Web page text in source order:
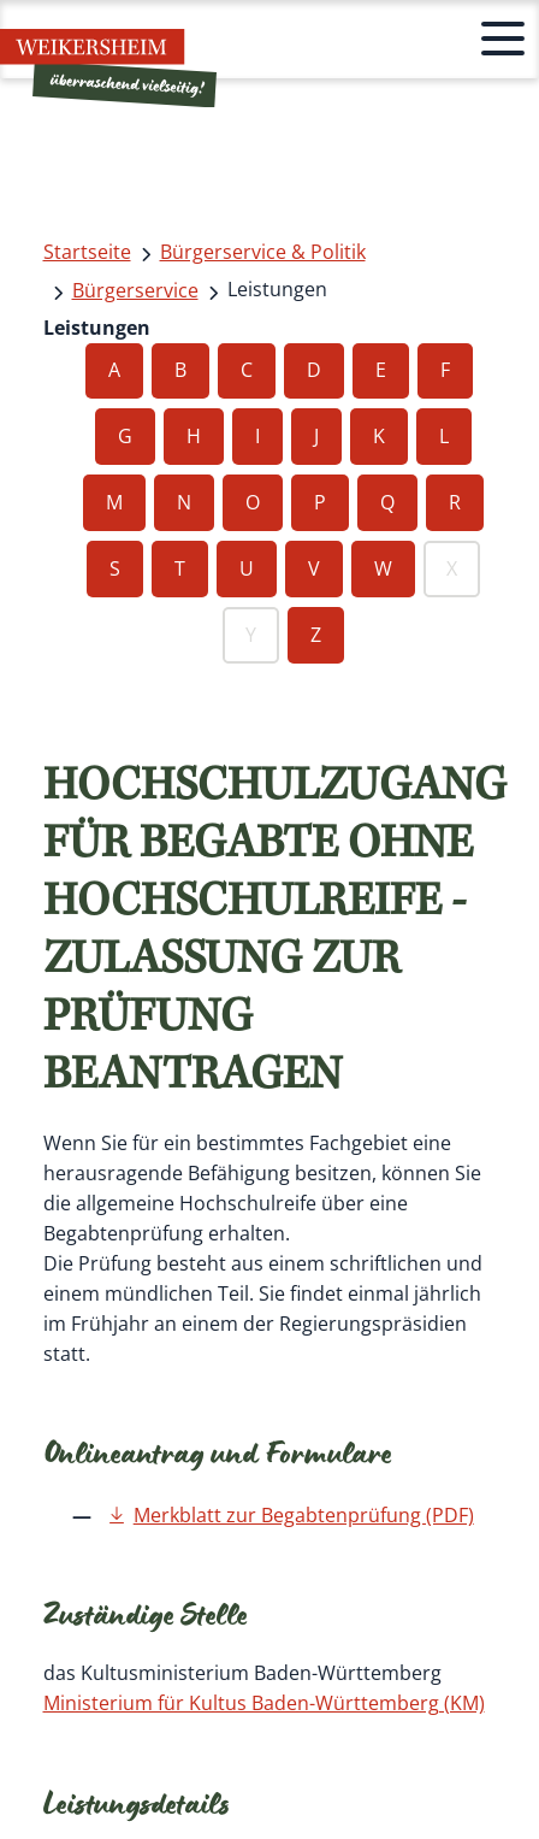
Startseite
Bürgerservice & Politik
Bürgerservice
Leistungen
Leistungen
A
B C D E F
G H I J K L
M N O P Q R
S T U V W X
Y Z
HOCHSCHULZUGANG
FÜR BEGABTE OHNE
HOCHSCHULREIFE -
ZULASSUNG ZUR
PRÜFUNG
BEANTRAGEN
Wenn Sie für ein bestimmtes Fachgebiet eine
herausragende Befähigung besitzen, können Sie
die allgemeine Hochschulreife über eine
Begabtenprüfung erhalten.
Die Prüfung besteht aus einem schriftlichen und
einem mündlichen Teil. Sie findet einmal jährlich
im Frühjahr an einem der Regierungspräsidien
statt.
Onlineantrag und Formulare
Merkblatt zur Begabtenprüfung (PDF)
Zuständige Stelle
das Kultusministerium Baden-Württemberg
Ministerium für Kultus Baden-Württemberg (KM)
Leistungsdetails